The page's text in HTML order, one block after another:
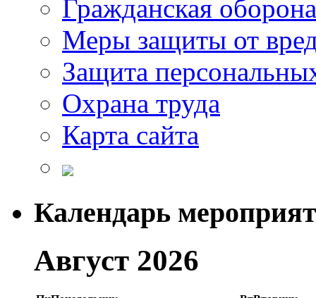
Гражданская оборона
Меры защиты от
Защита
Охрана труда
Карта сайта
Календарь
Август 2026